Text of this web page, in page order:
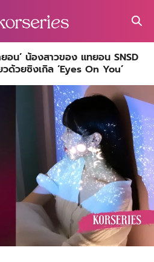
ยอน’ น้องสาวของ แทยอน SNSD
ด้วยซิงเกิล ‘Eyes On You’